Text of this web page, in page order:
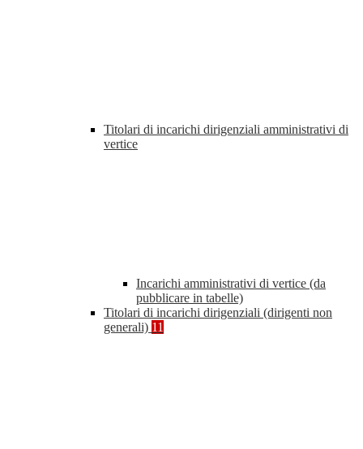
Titolari di incarichi dirigenziali amministrativi di
vertice
Incarichi amministrativi di vertice (da
pubblicare in tabelle)
Titolari di incarichi dirigenziali (dirigenti non
generali) 11